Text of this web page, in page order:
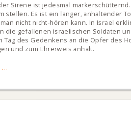
Sirene ist jedesmal
stellen. Es ist ein langer, anhaltender
nicht nicht-hören kann. In Israel
die gefallenen israelischen Soldaten
Tag des Gedenkens an die Opfer des
und zum Ehrerweis anhält.